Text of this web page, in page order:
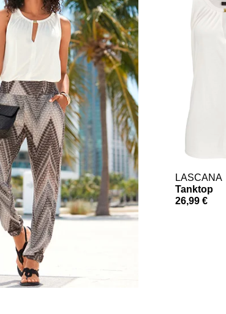
LASCANA
Tanktop
26,99 €